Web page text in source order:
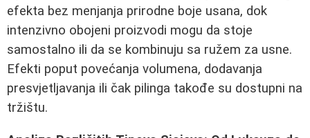
efekta bez menjanja prirodne boje usana, dok
intenzivno obojeni proizvodi mogu da stoje
samostalno ili da se kombinuju sa ružem za usne.
Efekti poput povećanja volumena, dodavanja
presvjetljavanja ili čak pilinga takođe su dostupni na
tržištu.